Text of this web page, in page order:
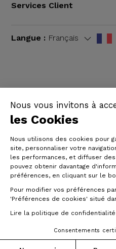
Nous vous invitons à
les Cookies
Nous utilisons des cookies pour
site, personnaliser votre
les performances, et diffuser
pouvez obtenir davantage
préférences, en cliquant sur le
Pour modifier vos préférences
'Préférences de cookies' situé
Lire la politique de confidentialité
Consentements
Services Client
Langue : Français
©